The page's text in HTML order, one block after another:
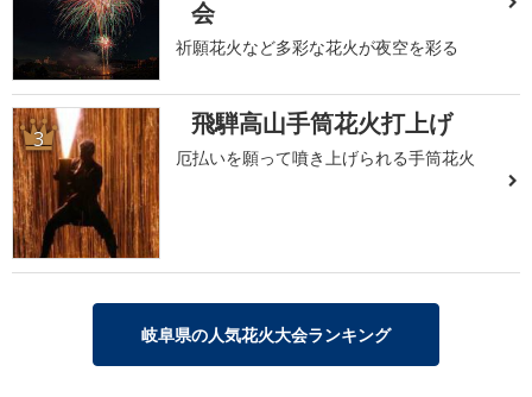
会
祈願花火など多彩な花火が夜空を彩る
3 飛騨高山手筒花火打上げ
厄払いを願って噴き上げられる手筒花火
岐阜県の人気花火大会ランキング